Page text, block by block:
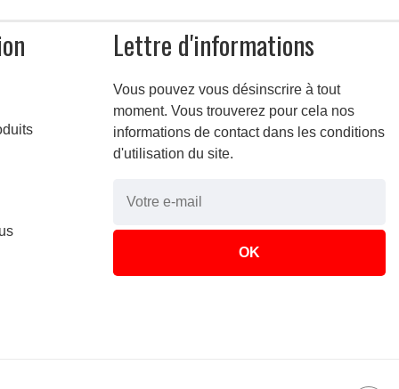
Lettre d'informations
Vous pouvez vous désinscrire à tout
moment. Vous trouverez pour cela nos
informations de contact dans les conditions
d'utilisation du site.